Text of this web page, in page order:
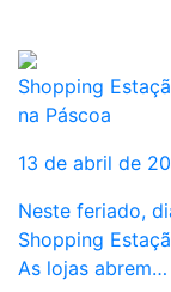
Shopping
na Páscoa
13 de abril de
Neste feriado,
Shopping
As lojas abrem…